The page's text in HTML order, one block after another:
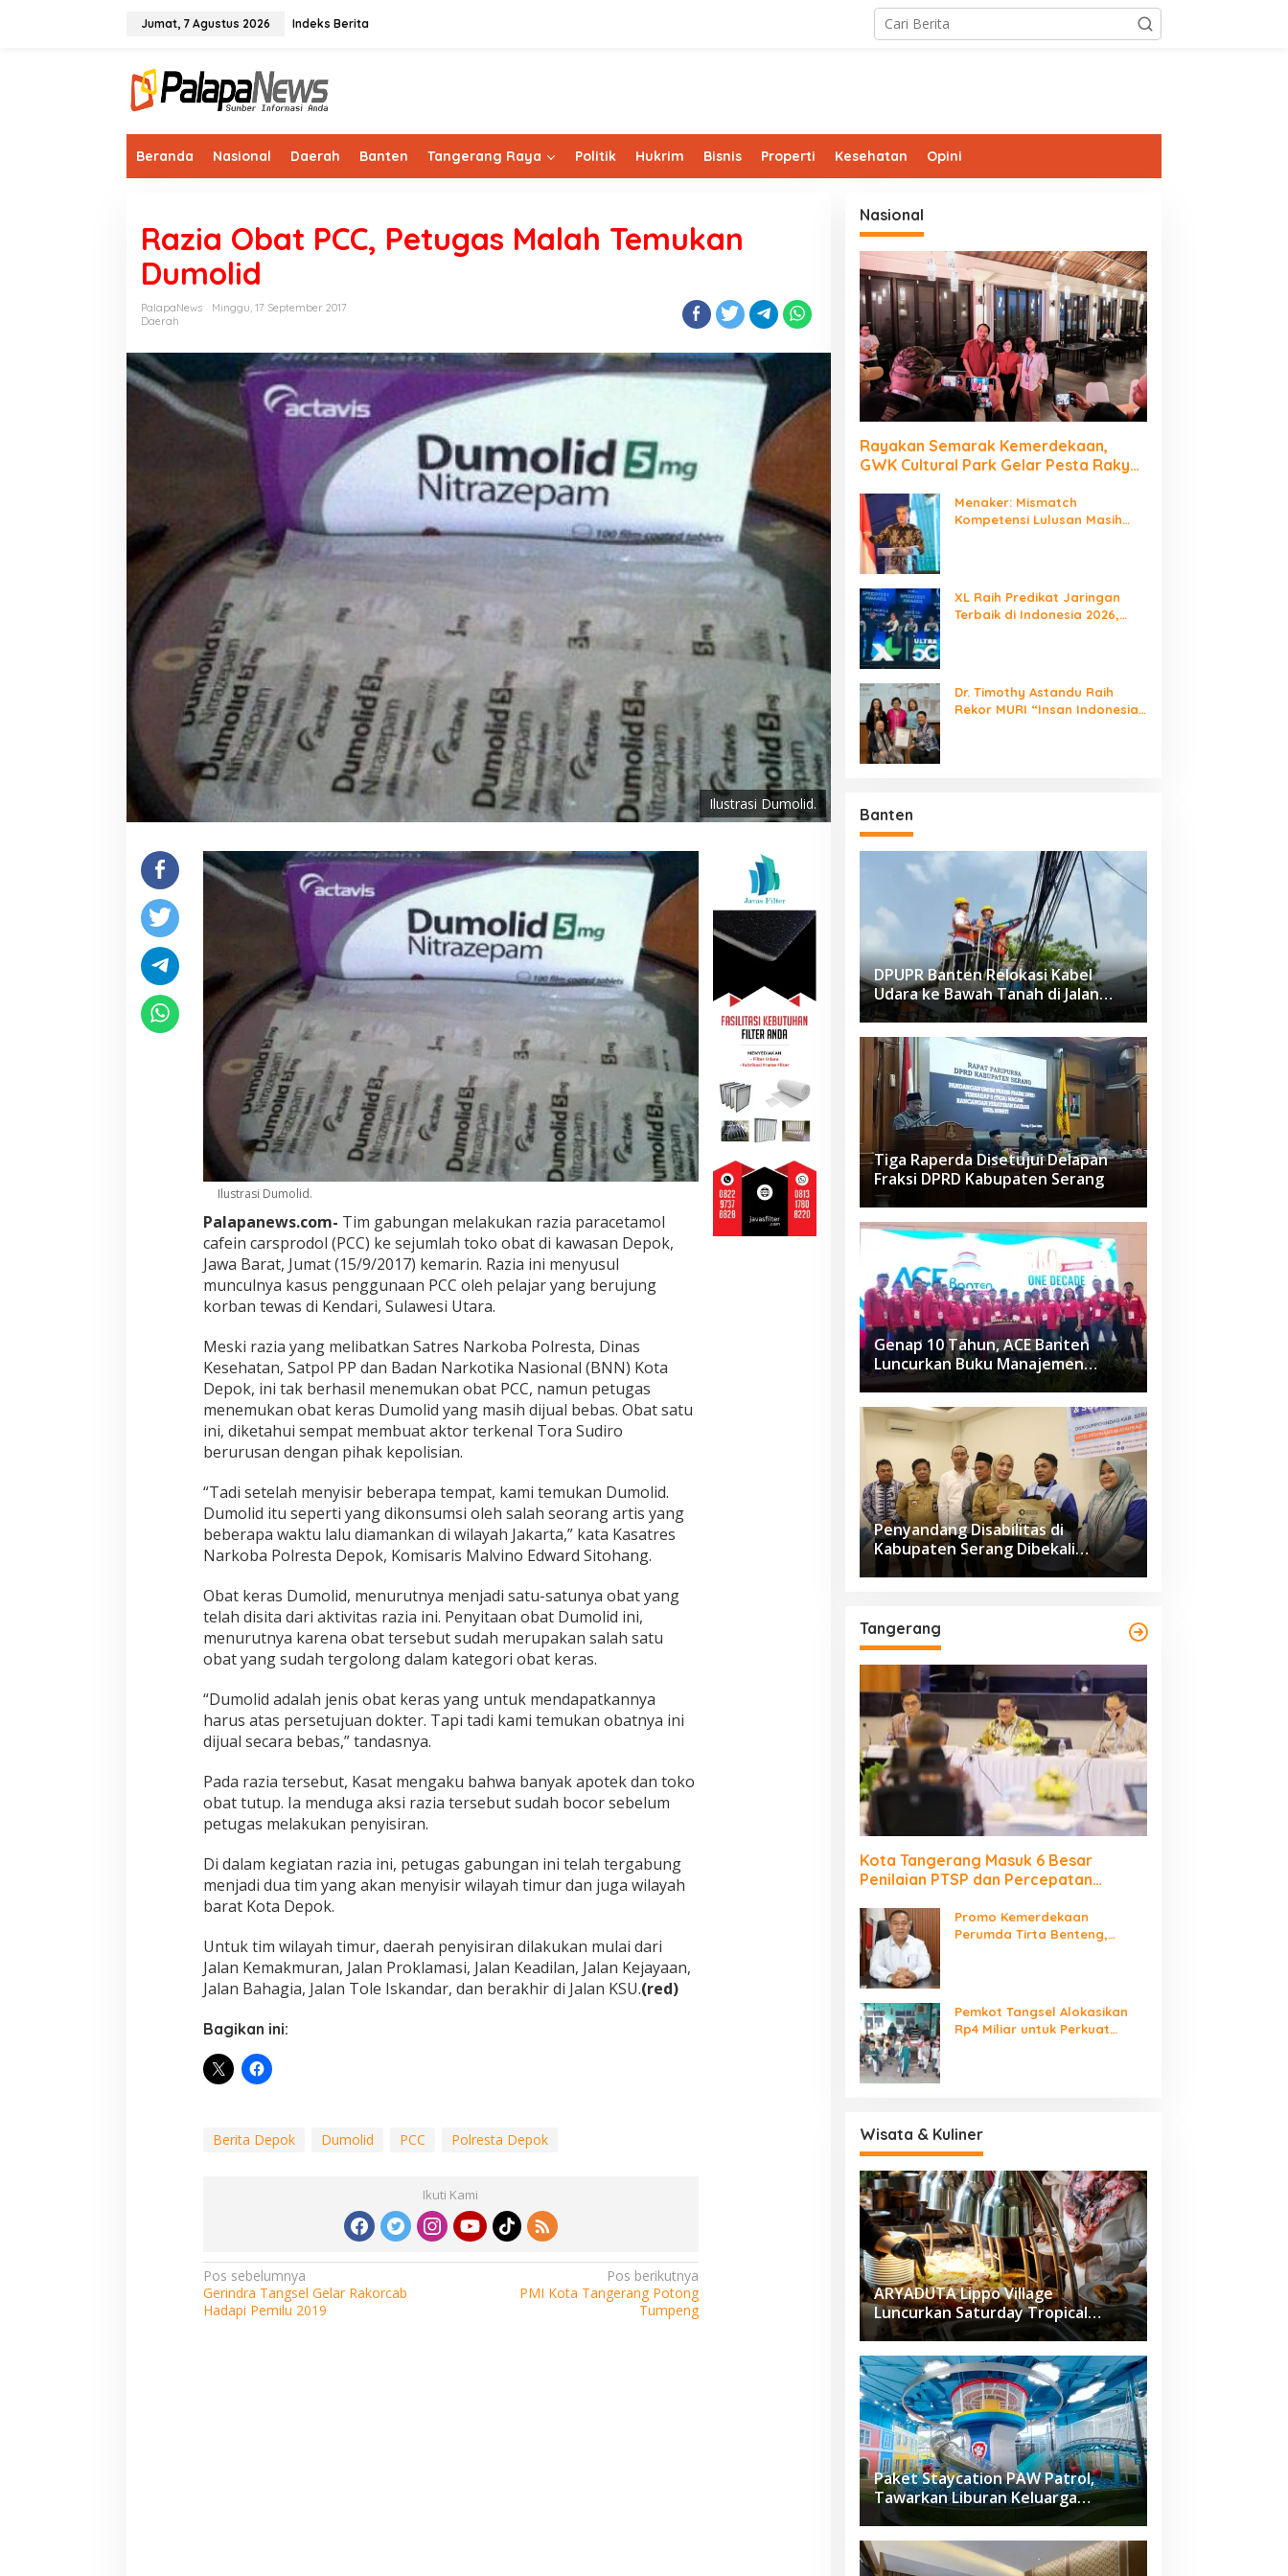
Jumat, 7 Agustus 2026 Indeks Berita
Beranda Nasional Daerah Banten Tangerang Raya Politik Hukrim Bisnis Properti Kesehatan Opini
Razia Obat PCC, Petugas Malah Temukan
Dumolid
PalapaNews
Minggu, 17 September 2017
Daerah
Ilustrasi Dumolid.
Ilustrasi Dumolid.
Palapanews.com- Tim gabungan melakukan razia paracetamol
cafein carsprodol (PCC) ke sejumlah toko obat di kawasan Depok,
Jawa Barat, Jumat (15/9/2017) kemarin. Razia ini menyusul
munculnya kasus penggunaan PCC oleh pelajar yang berujung
korban tewas di Kendari, Sulawesi Utara.
Meski razia yang melibatkan Satres Narkoba Polresta, Dinas
Kesehatan, Satpol PP dan Badan Narkotika Nasional (BNN) Kota
Depok, ini tak berhasil menemukan obat PCC, namun petugas
menemukan obat keras Dumolid yang masih dijual bebas. Obat satu
ini, diketahui sempat membuat aktor terkenal Tora Sudiro
berurusan dengan pihak kepolisian.
“Tadi setelah menyisir beberapa tempat, kami temukan Dumolid.
Dumolid itu seperti yang dikonsumsi oleh salah seorang artis yang
beberapa waktu lalu diamankan di wilayah Jakarta,” kata Kasatres
Narkoba Polresta Depok, Komisaris Malvino Edward Sitohang.
Obat keras Dumolid, menurutnya menjadi satu-satunya obat yang
telah disita dari aktivitas razia ini. Penyitaan obat Dumolid ini,
menurutnya karena obat tersebut sudah merupakan salah satu
obat yang sudah tergolong dalam kategori obat keras.
“Dumolid adalah jenis obat keras yang untuk mendapatkannya
harus atas persetujuan dokter. Tapi tadi kami temukan obatnya ini
dijual secara bebas,” tandasnya.
Pada razia tersebut, Kasat mengaku bahwa banyak apotek dan toko
obat tutup. Ia menduga aksi razia tersebut sudah bocor sebelum
petugas melakukan penyisiran.
Di dalam kegiatan razia ini, petugas gabungan ini telah tergabung
menjadi dua tim yang akan menyisir wilayah timur dan juga wilayah
barat Kota Depok.
Untuk tim wilayah timur, daerah penyisiran dilakukan mulai dari
Jalan Kemakmuran, Jalan Proklamasi, Jalan Keadilan, Jalan Kejayaan,
Jalan Bahagia, Jalan Tole Iskandar, dan berakhir di Jalan KSU.(red)
Bagikan ini:
Berita Depok Dumolid PCC Polresta Depok
Ikuti Kami
Navigasi
pos
Pos sebelumnya
Gerindra Tangsel Gelar Rakorcab
Hadapi Pemilu 2019
Pos berikutnya
PMI Kota Tangerang Potong
Tumpeng
Nasional
Rayakan Semarak Kemerdekaan,
GWK Cultural Park Gelar Pesta Rakyat
Menaker: Mismatch
Kompetensi Lulusan Masih
XL Raih Predikat Jaringan
Terbaik di Indonesia 2026,
Dr. Timothy Astandu Raih
Rekor MURI “Insan Indonesia
Banten
DPUPR Banten Relokasi Kabel
Udara ke Bawah Tanah di Jalan
Raden Fatah Ciledug
Tiga Raperda Disetujui Delapan
Fraksi DPRD Kabupaten Serang
Genap 10 Tahun, ACE Banten
Luncurkan Buku Manajemen
Fasilitas
Penyandang Disabilitas di
Kabupaten Serang Dibekali
Pelatihan Pengolahan Hasil
Tangerang
Kota Tangerang Masuk 6 Besar
Penilaian PTSP dan Percepatan
Promo Kemerdekaan
Perumda Tirta Benteng,
Pemkot Tangsel Alokasikan
Rp4 Miliar untuk Perkuat
Wisata & Kuliner
ARYADUTA Lippo Village
Luncurkan Saturday Tropical
Brunch
Paket Staycation PAW Patrol,
Tawarkan Liburan Keluarga
Menyenangkan Hanya di Herloom
Hotel BSD